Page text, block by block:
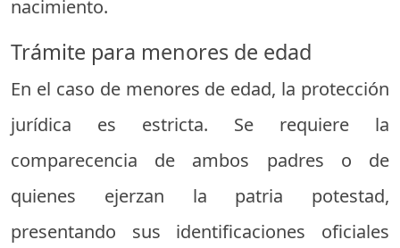
nacimiento.
Trámite para menores de edad
En el caso de menores de edad, la protección
jurídica es estricta. Se requiere la
comparecencia de ambos padres o de
quienes ejerzan la patria potestad,
presentando sus identificaciones oficiales